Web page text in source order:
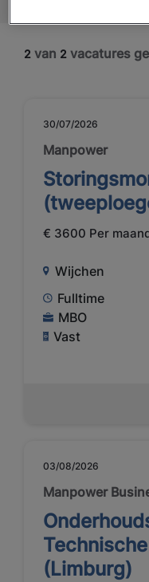
2 van 2 vacatures
30/07/2026
Manpower
€ 3600 Per
Wijchen
Fulltime
MBO
Vast
03/08/2026
Manpower
(Limburg)